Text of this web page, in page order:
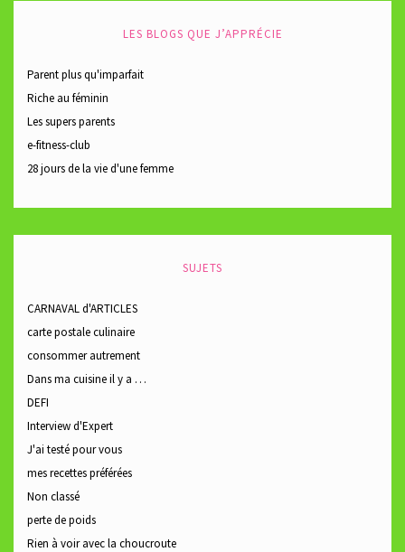
LES BLOGS QUE J’APPRÉCIE
Parent plus qu'imparfait
Riche au féminin
Les supers parents
e-fitness-club
28 jours de la vie d'une femme
SUJETS
CARNAVAL d'ARTICLES
carte postale culinaire
consommer autrement
Dans ma cuisine il y a …
DEFI
Interview d'Expert
J'ai testé pour vous
mes recettes préférées
Non classé
perte de poids
Rien à voir avec la choucroute